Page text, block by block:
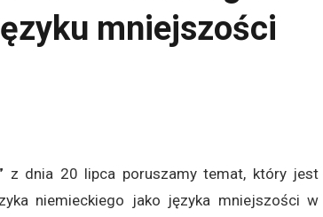
mniejszości
z dnia 20 lipca poruszamy temat, który jest
niemieckiego jako języka mniejszości w